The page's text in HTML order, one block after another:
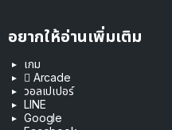
อยากให้อ่านเพิ่มเติม
เกม
 Arcade
วอลเปเปอร์
LINE
Google